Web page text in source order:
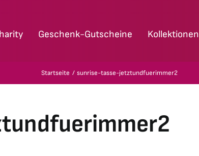
Geschenk-Gutscheine Kollektionen
Startseite sunrise-tasse-jetztundfuerimmer2